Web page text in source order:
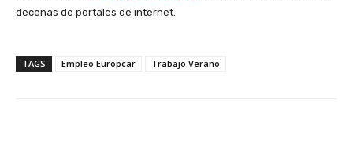
decenas de portales de internet.
TAGS Empleo Europcar Trabajo Verano